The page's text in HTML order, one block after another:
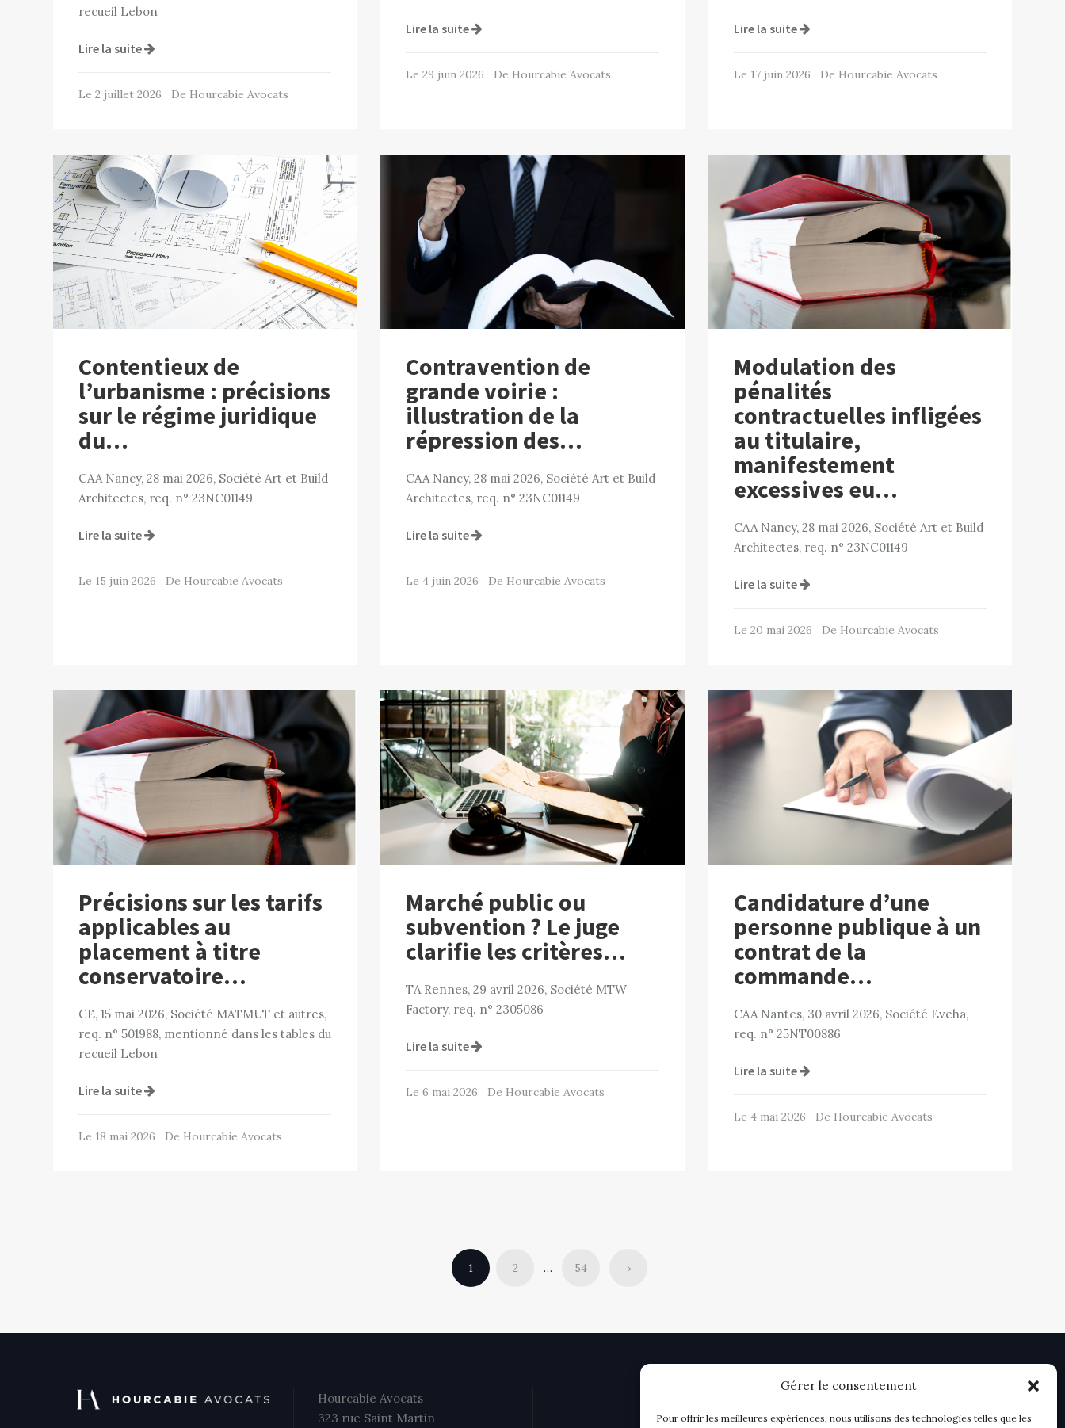
Gérer le consentement
Pour offrir les meilleures expériences, nous utilisons des technologies telles que les
recueil Lebon
Lire la suite
Le 2 juillet 2026 De Hourcabie Avocats
Lire la suite
Le 29 juin 2026 De Hourcabie Avocats
Lire la suite
Le 17 juin 2026 De Hourcabie Avocats
Contentieux de
l’urbanisme : précisions
sur le régime juridique
du…
CAA Nancy, 28 mai 2026, Société Art et Build
Architectes, req. n° 23NC01149
Lire la suite
Le 15 juin 2026 De Hourcabie Avocats
Contravention de
grande voirie :
illustration de la
répression des…
CAA Nancy, 28 mai 2026, Société Art et Build
Architectes, req. n° 23NC01149
Lire la suite
Le 4 juin 2026 De Hourcabie Avocats
Modulation des
pénalités
contractuelles infligées
au titulaire,
manifestement
excessives eu…
CAA Nancy, 28 mai 2026, Société Art et Build
Architectes, req. n° 23NC01149
Lire la suite
Le 20 mai 2026 De Hourcabie Avocats
Précisions sur les tarifs
applicables au
placement à titre
conservatoire…
CE, 15 mai 2026, Société MATMUT et autres,
req. n° 501988, mentionné dans les tables du
recueil Lebon
Lire la suite
Le 18 mai 2026 De Hourcabie Avocats
Marché public ou
subvention ? Le juge
clarifie les critères…
TA Rennes, 29 avril 2026, Société MTW
Factory, req. n° 2305086
Lire la suite
Le 6 mai 2026 De Hourcabie Avocats
Candidature d’une
personne publique à un
contrat de la
commande…
CAA Nantes, 30 avril 2026, Société Eveha,
req. n° 25NT00886
Lire la suite
Le 4 mai 2026 De Hourcabie Avocats
1 2 … 54 ›
Hourcabie Avocats
323 rue Saint Martin